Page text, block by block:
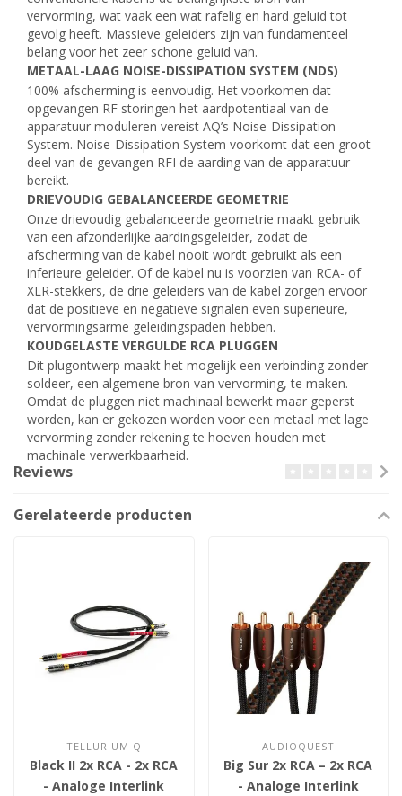
vervorming, wat vaak een wat rafelig en hard geluid tot
gevolg heeft. Massieve geleiders zijn van fundamenteel
belang voor het zeer schone geluid van.
METAAL-LAAG NOISE-DISSIPATION SYSTEM (NDS)
100% afscherming is eenvoudig. Het voorkomen dat
opgevangen RF storingen het aardpotentiaal van de
apparatuur moduleren vereist AQ’s Noise-Dissipation
System. Noise-Dissipation System voorkomt dat een groot
deel van de gevangen RFI de aarding van de apparatuur
bereikt.
DRIEVOUDIG GEBALANCEERDE GEOMETRIE
Onze drievoudig gebalanceerde geometrie maakt gebruik
van een afzonderlijke aardingsgeleider, zodat de
afscherming van de kabel nooit wordt gebruikt als een
inferieure geleider. Of de kabel nu is voorzien van RCA- of
XLR-stekkers, de drie geleiders van de kabel zorgen ervoor
dat de positieve en negatieve signalen even superieure,
vervormingsarme geleidingspaden hebben.
KOUDGELASTE VERGULDE RCA PLUGGEN
Dit plugontwerp maakt het mogelijk een verbinding zonder
soldeer, een algemene bron van vervorming, te maken.
Omdat de pluggen niet machinaal bewerkt maar geperst
worden, kan er gekozen worden voor een metaal met lage
vervorming zonder rekening te hoeven houden met
machinale verwerkbaarheid.
Reviews
Gerelateerde producten
TELLURIUM Q
Black II 2x RCA - 2x RCA
- Analoge Interlink
AUDIOQUEST
Big Sur 2x RCA – 2x RCA
- Analoge Interlink